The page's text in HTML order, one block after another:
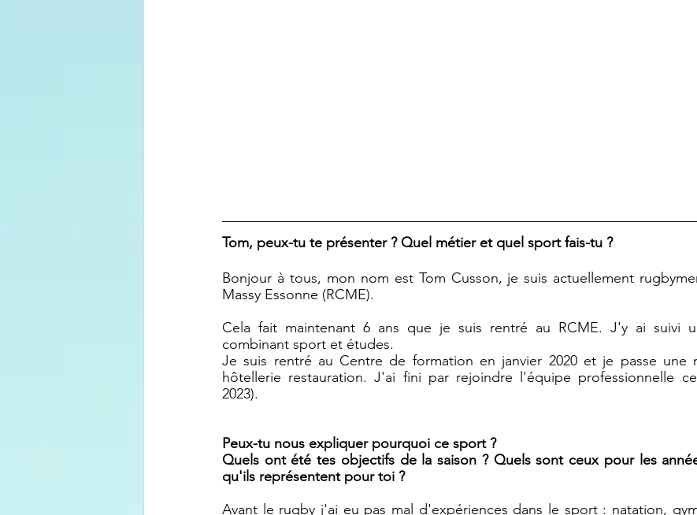
Tom, peux-tu te présenter ? Quel métier et quel sport fais-tu ?
Bonjour à tous, mon nom est Tom Cusson, je suis actuellement
Massy Essonne (RCME).
Cela fait maintenant 6 ans que je suis rentré au RCME. J'y ai suivi
combinant sport et études.
Je suis rentré au Centre de formation en janvier 2020 et je passe une
hôtellerie restauration. J'ai fini par rejoindre l'équipe professionnelle
2023).
Peux-tu nous expliquer pourquoi ce sport ?
Quels ont été tes objectifs de la saison ? Quels sont ceux pour les
qu'ils représentent pour toi ?
Avant le rugby j'ai eu pas mal d'expériences dans le sport : natation,